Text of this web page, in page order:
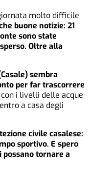
molto difficile
buone notizie: 21
sono state
Oltre alla
sembra
per far trascorrere
i livelli delle acque
a casa degli
civile casalese:
sportivo. E spero
tornare a